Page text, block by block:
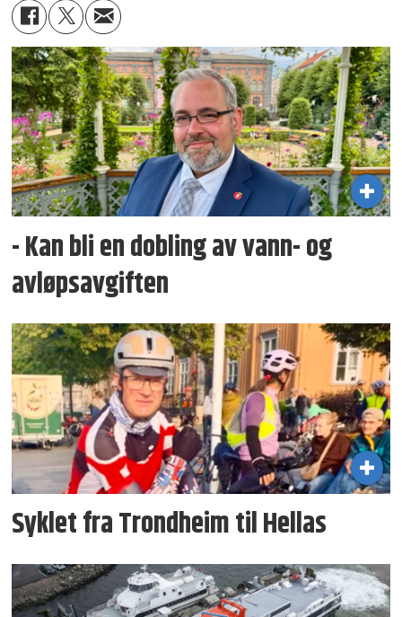
- Kan bli en dobling av vann- og
avløpsavgiften
Syklet fra Trondheim til Hellas